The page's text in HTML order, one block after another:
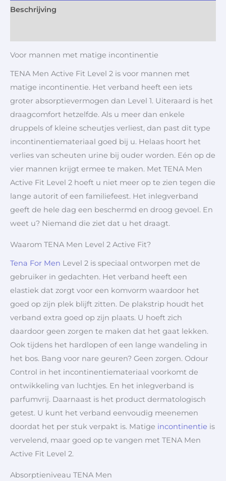
Beschrijving
Voor mannen met matige incontinentie
TENA Men Active Fit Level 2 is voor mannen met
matige incontinentie. Het verband heeft een iets
groter absorptievermogen dan Level 1. Uiteraard is het
draagcomfort hetzelfde. Als u meer dan enkele
druppels of kleine scheutjes verliest, dan past dit type
incontinentiemateriaal goed bij u. Helaas hoort het
verlies van scheuten urine bij ouder worden. Eén op de
vier mannen krijgt ermee te maken. Met TENA Men
Active Fit Level 2 hoeft u niet meer op te zien tegen die
lange autorit of een familiefeest. Het inlegverband
geeft de hele dag een beschermd en droog gevoel. En
weet u? Niemand die ziet dat u het draagt.
Waarom TENA Men Level 2 Active Fit?
Tena For Men Level 2 is speciaal ontworpen met de
gebruiker in gedachten. Het verband heeft een
elastiek dat zorgt voor een komvorm waardoor het
goed op zijn plek blijft zitten. De plakstrip houdt het
verband extra goed op zijn plaats. U hoeft zich
daardoor geen zorgen te maken dat het gaat lekken.
Ook tijdens het hardlopen of een lange wandeling in
het bos. Bang voor nare geuren? Geen zorgen. Odour
Control in het incontinentiemateriaal voorkomt de
ontwikkeling van luchtjes. En het inlegverband is
parfumvrij. Daarnaast is het product dermatologisch
getest. U kunt het verband eenvoudig meenemen
doordat het per stuk verpakt is. Matige incontinentie is
vervelend, maar goed op te vangen met TENA Men
Active Fit Level 2.
Absorptieniveau TENA Men